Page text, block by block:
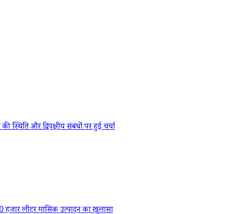
और द्विपक्षीय संबंधों पर हुई चर्चा
लीटर मासिक उत्पादन का खुलासा